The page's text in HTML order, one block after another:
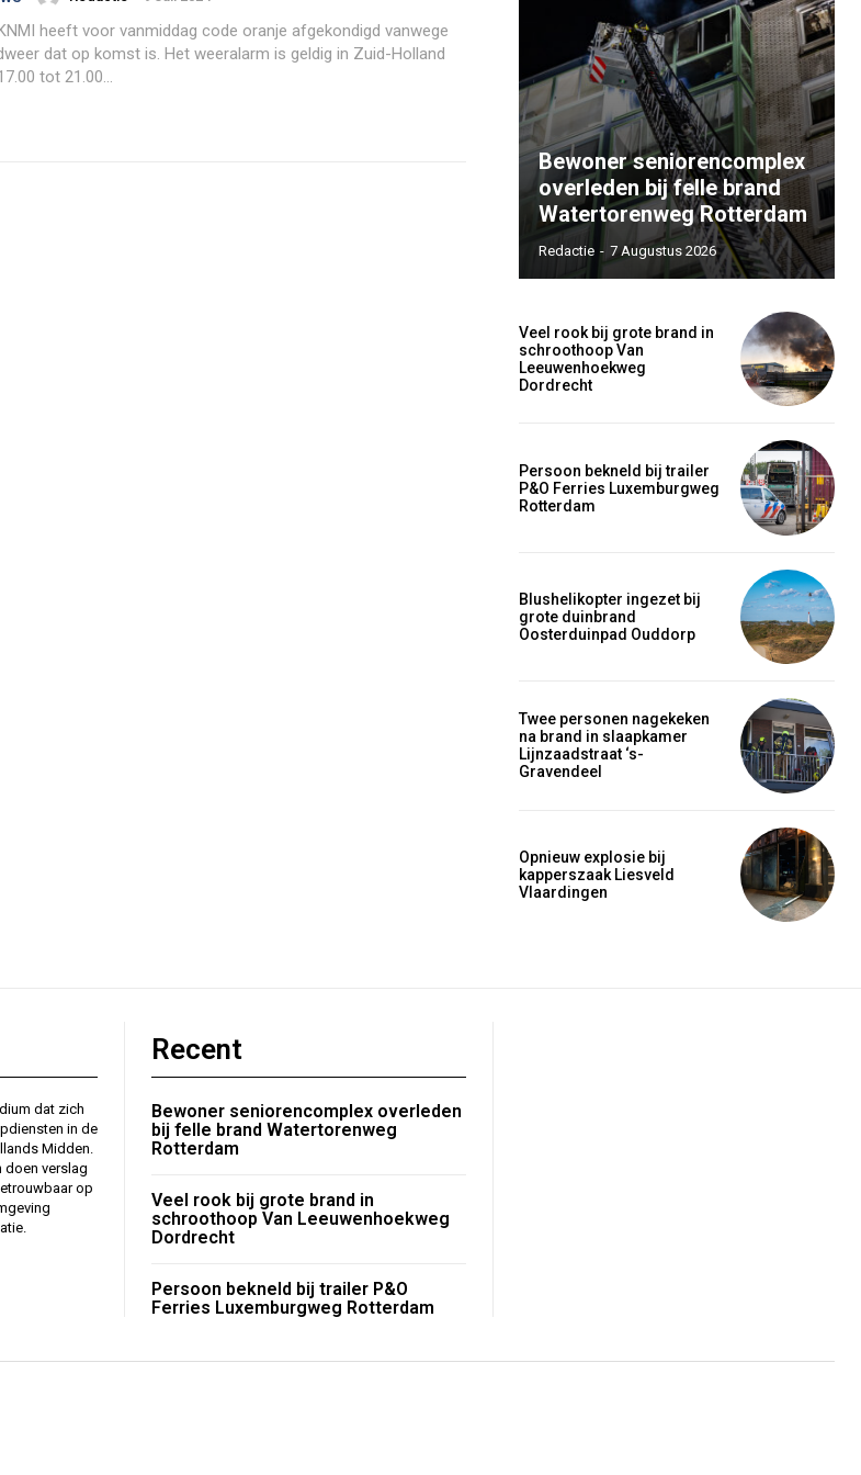
heeft voor vanmiddag code oranje afgekondigd vanwege
dat op komst is. Het weeralarm is geldig in Zuid-Holland
tot 21.00...
Bewoner seniorencomplex
overleden bij felle brand
Watertorenweg Rotterdam
Redactie - 7 Augustus 2026
Veel rook bij grote brand in
schroothoop Van
Leeuwenhoekweg
Dordrecht
Persoon bekneld bij trailer
P&O Ferries Luxemburgweg
Rotterdam
Blushelikopter ingezet bij
grote duinbrand
Oosterduinpad Ouddorp
Twee personen nagekeken
na brand in slaapkamer
Lijnzaadstraat ‘s-
Gravendeel
Opnieuw explosie bij
kapperszaak Liesveld
Vlaardingen
dat zich
in de
Midden.
doen verslag
op
Recent
Bewoner seniorencomplex overleden
bij felle brand Watertorenweg
Rotterdam
Veel rook bij grote brand in
schroothoop Van Leeuwenhoekweg
Dordrecht
Persoon bekneld bij trailer P&O
Ferries Luxemburgweg Rotterdam